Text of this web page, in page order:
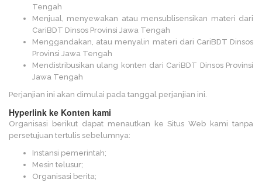
Tengah
Menjual, menyewakan atau mensublisensikan materi dari
CariBDT Dinsos Provinsi Jawa Tengah
Menggandakan, atau menyalin materi dari CariBDT Dinsos
Provinsi Jawa Tengah
Mendistribusikan ulang konten dari CariBDT Dinsos Provinsi
Jawa Tengah
Perjanjian ini akan dimulai pada tanggal perjanjian ini.
Hyperlink ke Konten kami
Organisasi berikut dapat menautkan ke Situs Web kami tanpa
persetujuan tertulis sebelumnya:
Instansi pemerintah;
Mesin telusur;
Organisasi berita;